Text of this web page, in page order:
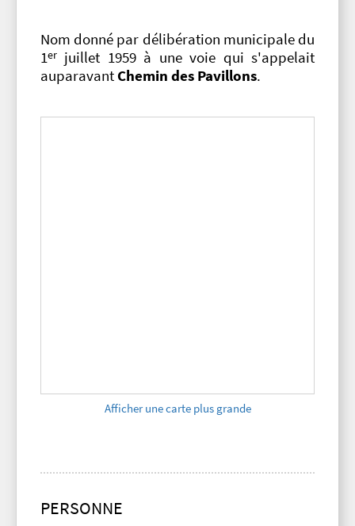
Nom donné par délibération municipale du
1er juillet 1959 à une voie qui s'appelait
auparavant Chemin des Pavillons.
Afficher une carte plus grande
PERSONNE